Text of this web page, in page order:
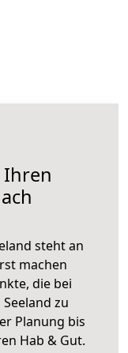
Ihren
steht an
machen
die bei
zu
Planung bis
Hab & Gut.